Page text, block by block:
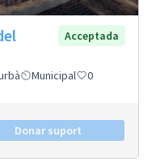
Acceptada
Municipal 0
Donar suport